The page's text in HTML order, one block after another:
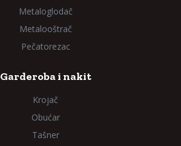
Metaloglodač
Metalooštrač
Pečatorezac
Garderoba i nakit
Krojač
Obućar
Tašner